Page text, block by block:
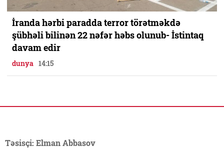
İranda hərbi paradda terror törətməkdə
şübhəli bilinən 22 nəfər həbs olunub- İstintaq
davam edir
dunya 14:15
Təsisçi: Elman Abbasov